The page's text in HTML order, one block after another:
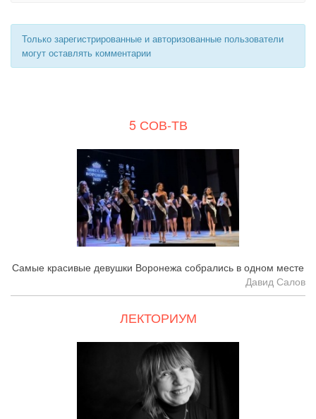
Только зарегистрированные и авторизованные пользователи
могут оставлять комментарии
5 СОВ-ТВ
Самые красивые девушки Воронежа собрались в одном месте
Давид Салов
ЛЕКТОРИУМ